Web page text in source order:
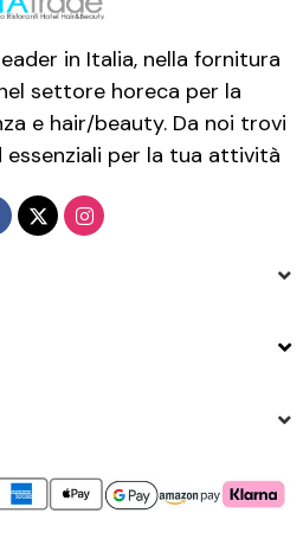
in Italia, nella fornitura
settore horeca per la
e hair/beauty. Da noi trovi
per la tua attività